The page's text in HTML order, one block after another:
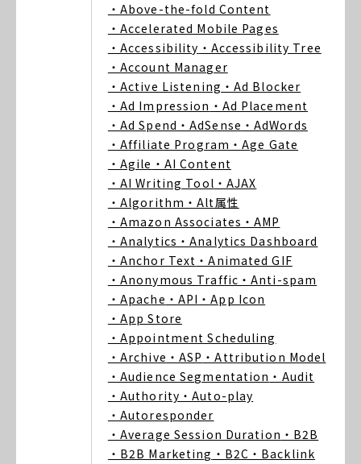
・Above-the-fold Content
・Accelerated Mobile Pages
・Accessibility ・Accessibility Tree
・Account Manager
・Active Listening ・Ad Blocker
・Ad Impression ・Ad Placement
・Ad Spend ・AdSense ・AdWords
・Affiliate Program ・Age Gate
・Agile ・AI Content
・AI Writing Tool ・AJAX
・Algorithm ・Alt属性
・Amazon Associates ・AMP
・Analytics ・Analytics Dashboard
・Anchor Text ・Animated GIF
・Anonymous Traffic ・Anti-spam
・Apache ・API ・App Icon
・App Store
・Appointment Scheduling
・Archive ・ASP ・Attribution Model
・Audience Segmentation ・Audit
・Authority ・Auto-play
・Autoresponder
・Average Session Duration ・B2B
・B2B Marketing ・B2C ・Backlink